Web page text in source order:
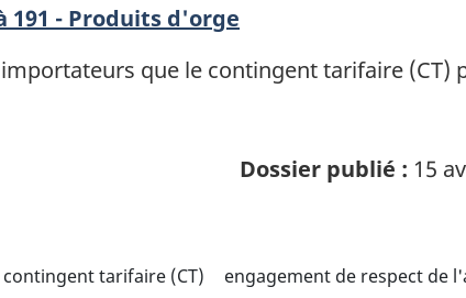
191 - Produits d'orge
que le contingent tarifaire (CT)
Dossier publié : 15
contingent tarifaire (CT)
engagement de respect de